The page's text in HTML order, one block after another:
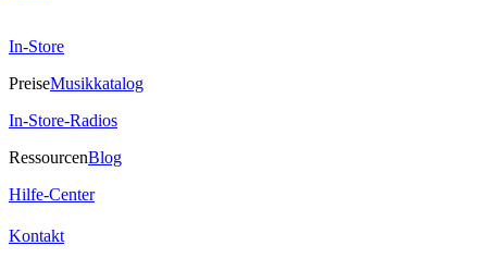
In-Store
PreiseMusikkatalog
In-Store-Radios
RessourcenBlog
Hilfe-Center
Kontakt